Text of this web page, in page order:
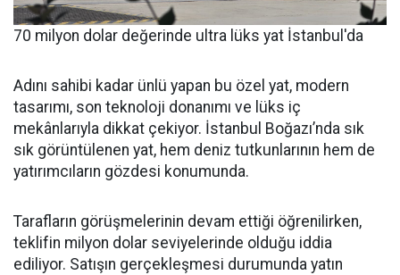
70 milyon dolar değerinde ultra lüks yat İstanbul'da
Adını sahibi kadar ünlü yapan bu özel yat, modern
tasarımı, son teknoloji donanımı ve lüks iç
mekânlarıyla dikkat çekiyor. İstanbul Boğazı’nda sık
sık görüntülenen yat, hem deniz tutkunlarının hem de
yatırımcıların gözdesi konumunda.
Tarafların görüşmelerinin devam ettiği öğrenilirken,
teklifin milyon dolar seviyelerinde olduğu iddia
ediliyor. Satışın gerçekleşmesi durumunda yatın